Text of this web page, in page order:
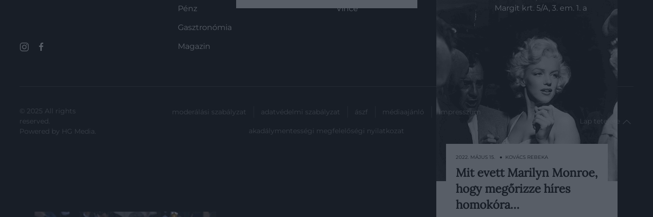
Lehet, meglepődnél, ha
megtudnád, hogy Marilyn Monroe
étrendje egyáltalán nem hasonlított
2022. MÁJUS 15. ● KOVÁCS REBEKA
Mit evett Marilyn Monroe,
hogy megőrizze híres
homokóra…
Pénz
Gasztronómia
Magazin
Vince
Margit krt. 5/A, 3. em. 1. a
© 2025 All rights
reserved.
Powered by HG Media.
moderálási szabályzat adatvédelmi szabályzat ászf médiaajánló impresszum
akadálymentességi megfelelőségi nyilatkozat
Lap tetejére